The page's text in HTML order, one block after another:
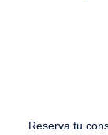
Reserva tu